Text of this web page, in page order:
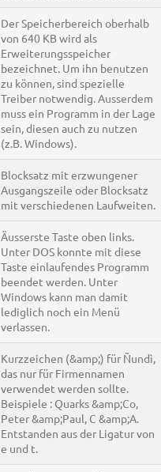
Der Speicherbereich oberhalb
von 640 KB wird als
Erweiterungsspeicher
bezeichnet. Um ihn benutzen
zu können, sind spezielle
Treiber notwendig. Ausserdem
muss ein Programm in der Lage
sein, diesen auch zu nutzen
(z.B. Windows).
Blocksatz mit erzwungener
Ausgangszeile oder Blocksatz
mit verschiedenen Laufweiten.
Äusserste Taste oben links.
Unter DOS konnte mit diese
Taste einlaufendes Programm
beendet werden. Unter
Windows kann man damit
lediglich noch ein Menü
verlassen.
Kurzzeichen (&amp;) für Ñundì,
das nur für Firmennamen
verwendet werden sollte.
Beispiele : Quarks &amp;Co,
Peter &amp;Paul, C &amp;A.
Entstanden aus der Ligatur von
e und t.